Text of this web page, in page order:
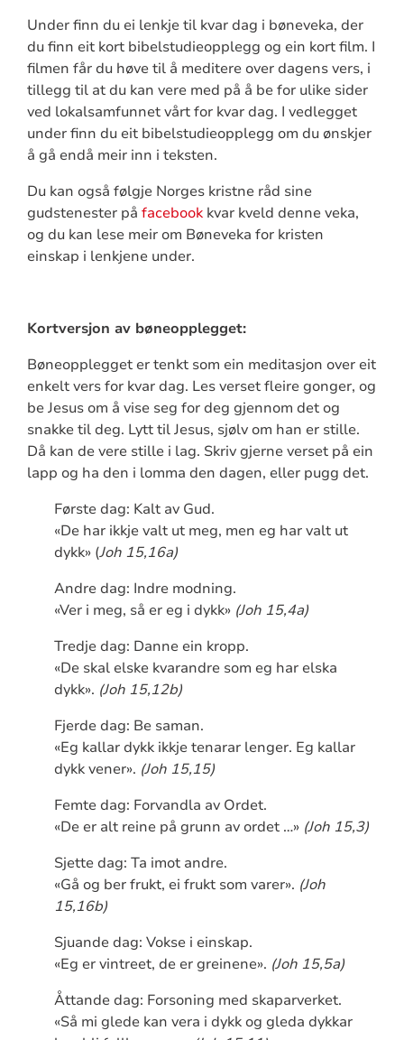
Under finn du ei lenkje til kvar dag i bøneveka, der
du finn eit kort bibelstudieopplegg og ein kort film. I
filmen får du høve til å meditere over dagens vers, i
tillegg til at du kan vere med på å be for ulike sider
ved lokalsamfunnet vårt for kvar dag. I vedlegget
under finn du eit bibelstudieopplegg om du ønskjer
å gå endå meir inn i teksten.
Du kan også følgje Norges kristne råd sine
gudstenester på facebookkvar kveld denne veka,
og du kan lese meir om Bøneveka for kristen
einskap i lenkjene under.
Kortversjon av bøneopplegget:
Bøneopplegget er tenkt som ein meditasjon over eit
enkelt vers for kvar dag. Les verset fleire gonger, og
be Jesus om å vise seg for deg gjennom det og
snakke til deg. Lytt til Jesus, sjølv om han er stille.
Då kan de vere stille i lag. Skriv gjerne verset på ein
lapp og ha den i lomma den dagen, eller pugg det.
Første dag: Kalt av Gud.
«De har ikkje valt ut meg, men eg har valt ut
dykk» (Joh 15,16a)
Andre dag: Indre modning.
«Ver i meg, så er eg i dykk» (Joh 15,4a)
Tredje dag: Danne ein kropp.
«De skal elske kvarandre som eg har elska
dykk». (Joh 15,12b)
Fjerde dag: Be saman.
«Eg kallar dykk ikkje tenarar lenger. Eg kallar
dykk vener». (Joh 15,15)
Femte dag: Forvandla av Ordet.
«De er alt reine på grunn av ordet …» (Joh 15,3)
Sjette dag: Ta imot andre.
«Gå og ber frukt, ei frukt som varer». (Joh
15,16b)
Sjuande dag: Vokse i einskap.
«Eg er vintreet, de er greinene». (Joh 15,5a)
Åttande dag: Forsoning med skaparverket.
«Så mi glede kan vera i dykk og gleda dykkar